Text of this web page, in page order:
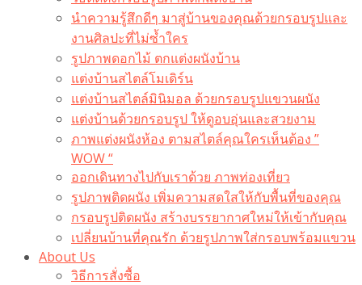
นำความรู้สึกดีๆ มาสู่บ้านของคุณด้วยกรอบรูปและ
งานศิลปะที่ไม่ซ้ำใคร
รูปภาพดอกไม้ ตกแต่งผนังบ้าน
แต่งบ้านสไตล์โมเดิร์น
แต่งบ้านสไตล์มินิมอล ด้วยกรอบรูปแขวนผนัง
แต่งบ้านด้วยกรอบรูป ให้ดูอบอุ่นและสวยงาม
ภาพแต่งผนังห้อง ตามสไตล์คุณใครเห็นต้อง ”
WOW “
ออกเดินทางไปกับเราด้วย ภาพท่องเที่ยว
รูปภาพติดผนัง เพิ่มความสดใสให้กับพื้นที่ของคุณ
กรอบรูปติดผนัง สร้างบรรยากาศใหม่ให้เข้ากับคุณ
เปลี่ยนบ้านที่คุณรัก ด้วยรูปภาพใส่กรอบพร้อมแขวน​
About Us
วิธีการสั่งซื้อ